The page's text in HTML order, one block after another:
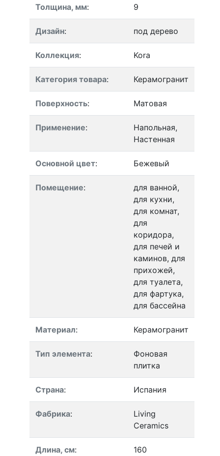
Толщина, мм: 9
Дизайн: под дерево
Коллекция: Kora
Категория товара: Керамогранит
Поверхность: Матовая
Применение:
Напольная,
Настенная
Основной цвет: Бежевый
Помещение:
для ванной,
для кухни,
для комнат,
для
коридора,
для печей и
каминов, для
прихожей,
для туалета,
для фартука,
для бассейна
Материал: Керамогранит
Тип элемента:
Фоновая
плитка
Страна: Испания
Фабрика:
Living
Ceramics
Длина, см: 160